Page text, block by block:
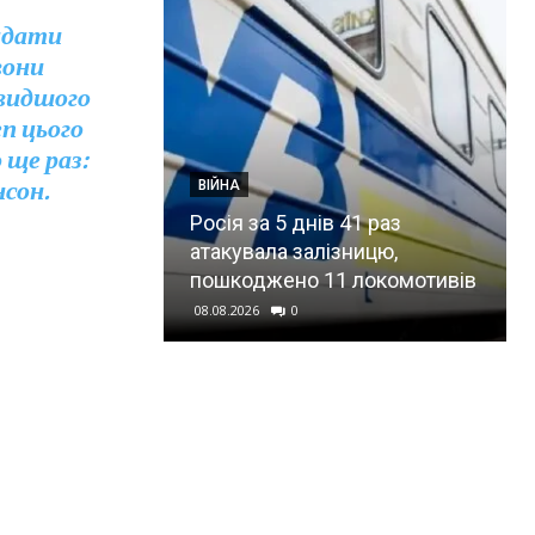
цього
раз:
ВІЙНА
Росія за 5 днів 41 раз
атакувала залізницю,
пошкоджено 11 локомотивів
08.08.2026 0